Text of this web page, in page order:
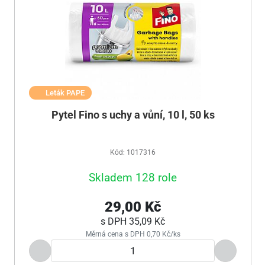
Leták PAPE
Pytel Fino s uchy a vůní, 10 l, 50 ks
Kód: 1017316
Skladem 128 role
29,00 Kč
s DPH 35,09 Kč
Měrná cena s DPH 0,70 Kč/ks